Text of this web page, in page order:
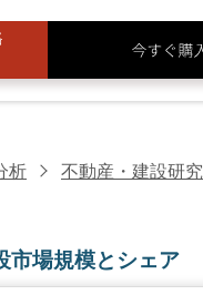
析 不動産・建設研究
市場規模とシェア